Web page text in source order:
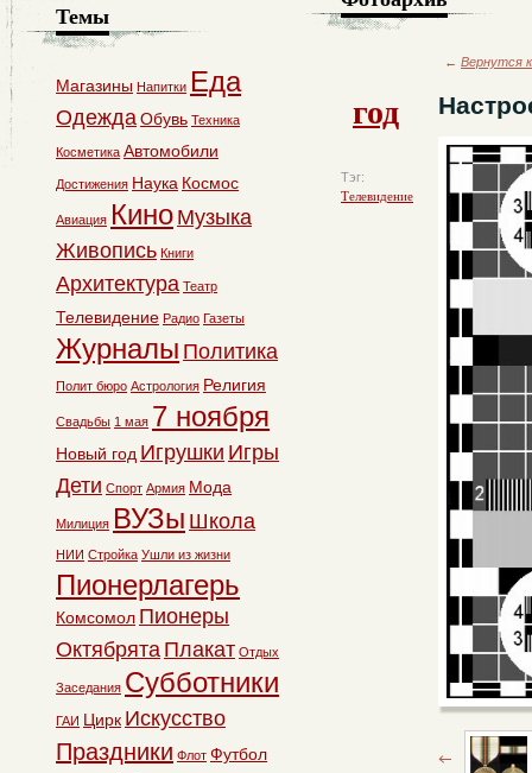
год
Тэг:
Телевидение
← Вернутся
Темы
Магазины Напитки Еда
ОдеждаОбувь Техника
Косметика Автомобили
Достижения Наука Космос
Авиация Кино Музыка
Живопись Книги
Архитектура Театр
Телевидение Радио Газеты
Журналы Политика
Полит бюро Астрология Религия
Свадьбы 1 мая 7 ноября
Новый год Игрушки Игры
Дети Спорт Армия Мода
Милиция ВУЗы Школа
НИИ Стройка Ушли из жизни
Пионерлагерь
Комсомол Пионеры
Октябрята Плакат Отдых
Заседания Субботники
ГАИ Цирк Искусство
Праздники Флот Футбол